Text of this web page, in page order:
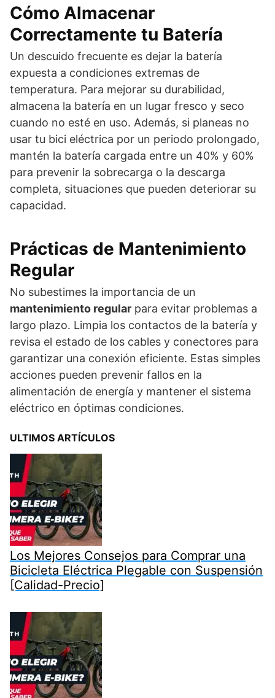
Cómo Almacenar
Correctamente tu Batería
Un descuido frecuente es dejar la batería
expuesta a condiciones extremas de
temperatura. Para mejorar su durabilidad,
almacena la batería en un lugar fresco y seco
cuando no esté en uso. Además, si planeas no
usar tu bici eléctrica por un periodo prolongado,
mantén la batería cargada entre un 40% y 60%
para prevenir la sobrecarga o la descarga
completa, situaciones que pueden deteriorar su
capacidad.
Prácticas de Mantenimiento
Regular
No subestimes la importancia de un
mantenimiento regular para evitar problemas a
largo plazo. Limpia los contactos de la batería y
revisa el estado de los cables y conectores para
garantizar una conexión eficiente. Estas simples
acciones pueden prevenir fallos en la
alimentación de energía y mantener el sistema
eléctrico en óptimas condiciones.
ULTIMOS ARTÍCULOS
Los Mejores Consejos para Comprar una
Bicicleta Eléctrica Plegable con Suspensión
[Calidad-Precio]